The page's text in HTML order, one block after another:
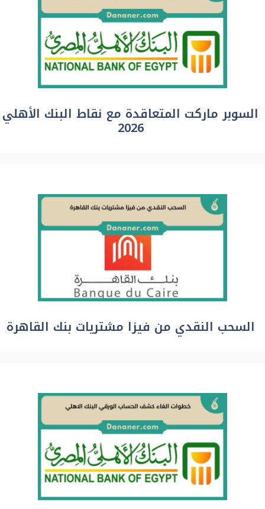
السوبر ماركت المتعاقدة مع نقاط البنك الأهلي
2026
السحب النقدي من فيزا مشتريات بنك القاهرة